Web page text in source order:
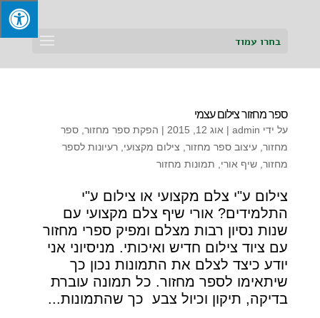
בחרו עמוד
ספר מחזור צילום עצמי
על ידי admin
| אוג 12, 2015 | הפקת ספר מחזור, ספר
מחזור, עיצוב ספר מחזור, צילום מקצועי רעיונות לספר
מחזור, שיף אורי תמונות מחזור
צילום ע"י צלם מקצועי או צילום ע"י
התלמידים? אורי שיף צלם מקצועי עם
שנות נסיון רבות מצלם ומפיק ספרי מחזור
עם ציוד צילום חדיש ואיכותי. מניסיוני אני
יודע כיצד לצלם את התמונות נכון כך
שיתאימו לספר מחזור. כל תמונה עוברת
בדיקה, תיקון וכיול צבע כך שהתמונות...